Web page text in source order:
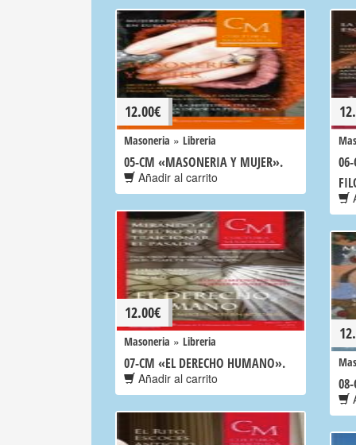
12.00€
Masoneria » Libreria
05-CM «MASONERIA Y MUJER».
Añadir al carrito
12.00€
Masoneria » Libreria
07-CM «EL DERECHO HUMANO».
Añadir al carrito